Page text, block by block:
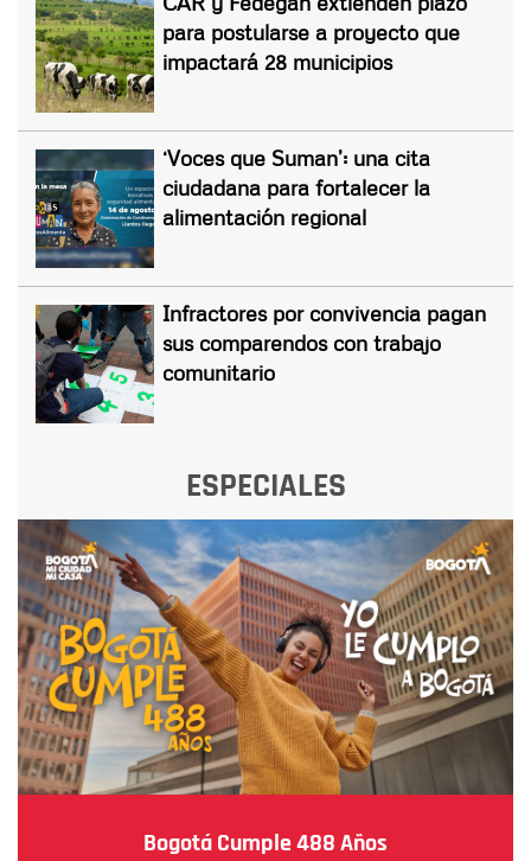
para postularse a proyecto que
impactará 28 municipios
‘Voces que Suman’: una cita
ciudadana para fortalecer la
alimentación regional
Infractores por convivencia pagan
sus comparendos con trabajo
comunitario
ESPECIALES
Bogotá Cumple 488 Años